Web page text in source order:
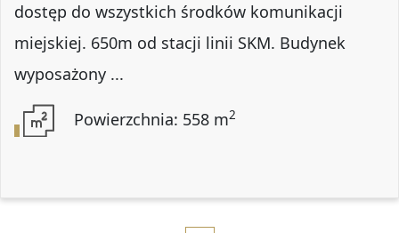
dostęp do wszystkich środków komunikacji
miejskiej. 650m od stacji linii SKM. Budynek
wyposażony ...
Powierzchnia: 558 m2